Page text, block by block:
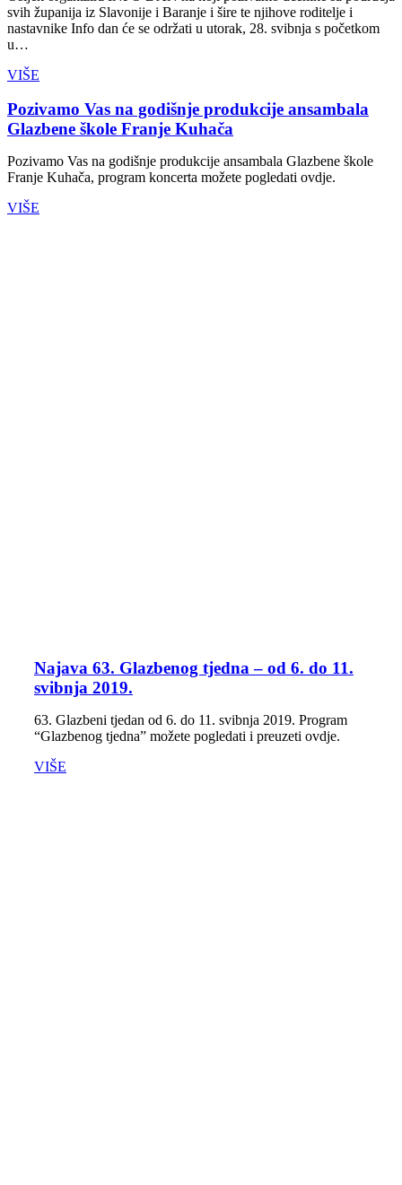
svih županija iz Slavonije i Baranje i šire te njihove roditelje i
nastavnike Info dan će se održati u utorak, 28. svibnja s početkom
u…
VIŠE
Pozivamo Vas na godišnje produkcije ansambala
Glazbene škole Franje Kuhača
Pozivamo Vas na godišnje produkcije ansambala Glazbene škole
Franje Kuhača, program koncerta možete pogledati ovdje.
VIŠE
Najava 63. Glazbenog tjedna – od 6. do 11.
svibnja 2019.
63. Glazbeni tjedan od 6. do 11. svibnja 2019. Program
“Glazbenog tjedna” možete pogledati i preuzeti ovdje.
VIŠE